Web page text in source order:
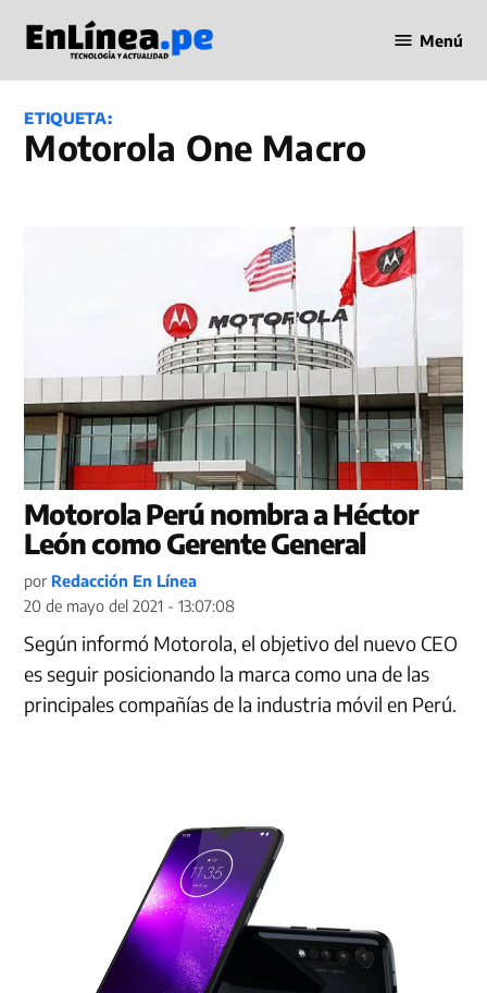
contenido
en Línea
Menú
ETIQUETA:
Motorola One Macro
Motorola Perú nombra a Héctor
León como Gerente General
por Redacción En Línea
20 de mayo del 2021 - 13:07:08
Según informó Motorola, el objetivo del nuevo CEO
es seguir posicionando la marca como una de las
principales compañías de la industria móvil en Perú.